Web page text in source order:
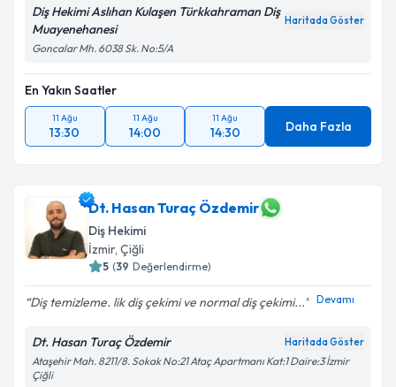
Diş Hekimi Aslıhan Kulaşen Türkkahraman Diş
Muayenehanesi
Haritada Göster
Goncalar Mh. 6038 Sk. No:5/A
En Yakın Saatler
11 Ağu
13:30
11 Ağu
14:00
11 Ağu
14:30 Daha Fazla
Dt. Hasan Turaç Özdemir
Diş Hekimi
İzmir, Çiğli
5 (39 Değerlendirme)
Diş temizleme. lik diş çekimi ve normal diş çekimi... Devamı
Dt. Hasan Turaç Özdemir Haritada Göster
Ataşehir Mah. 8211/8. Sokak No:21 Ataç Apartmanı Kat:1 Daire:3 İzmir
Çiğli